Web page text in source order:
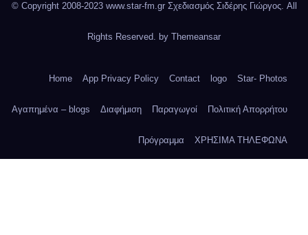
© Copyright 2008-2023 www.star-fm.gr Σχεδιασμός Σιδέρης Γιώργος. All
Rights Reserved. by Themeansar
Home App Privacy Policy Contact logo Star- Photos
Αγαπημένα – blogs Διαφήμιση Παραγωγοί Πολιτική Απορρήτου
Πρόγραμμα ΧΡΗΣΙΜΑ ΤΗΛΕΦΩΝΑ